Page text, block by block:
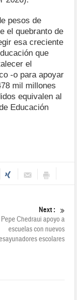
pesos de
el quebranto de
esa creciente
que
el
-o para apoyar
mil millones
equivalen al
Educación
Next :
Chedraui apoyo a
escuelas con nuevos
escolares